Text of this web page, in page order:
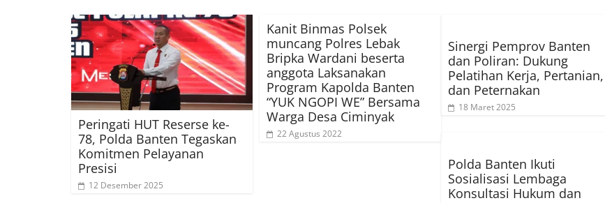
Peringati HUT Reserse ke-
78, Polda Banten Tegaskan
Komitmen Pelayanan
Presisi
12 Desember 2025
Kanit Binmas Polsek
muncang Polres Lebak
Bripka Wardani beserta
anggota Laksanakan
Program Kapolda Banten
“YUK NGOPI WE” Bersama
Warga Desa Ciminyak
22 Agustus 2022
Sinergi Pemprov Banten
dan Poliran: Dukung
Pelatihan Kerja, Pertanian,
dan Peternakan
18 Maret 2025
Polda Banten Ikuti
Sosialisasi Lembaga
Konsultasi Hukum dan